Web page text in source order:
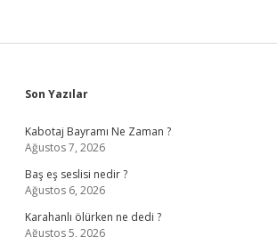
Sidebar
Son Yazılar
Kabotaj Bayramı Ne Zaman ?
Ağustos 7, 2026
Baş eş seslisi nedir ?
Ağustos 6, 2026
Karahanlı ölürken ne dedi ?
Ağustos 5, 2026